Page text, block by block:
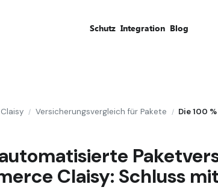
Schutz Integration Blog
/ Versicherungsvergleich für Pakete /
automatisierte
Claisy: Schluss